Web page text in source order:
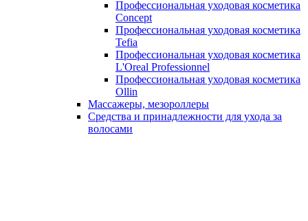
Профессиональная уходовая косметика
Concept
Профессиональная уходовая косметика
Tefia
Профессиональная уходовая косметика
L'Oreal Professionnel
Профессиональная уходовая косметика
Ollin
Массажеры, мезороллеры
Средства и принадлежности для ухода за
волосами